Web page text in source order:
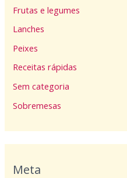
Frutas e legumes
Lanches
Peixes
Receitas rápidas
Sem categoria
Sobremesas
Meta